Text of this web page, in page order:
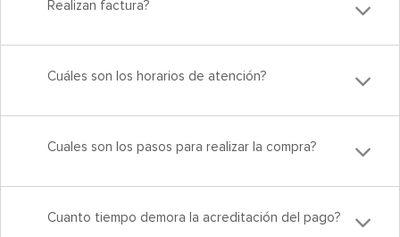
Realizan factura?
Cuáles son los horarios de atención?
Cuales son los pasos para realizar la compra?
Cuanto tiempo demora la acreditación del pago?